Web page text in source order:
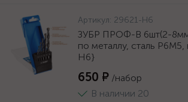
Артикул: 29621-H6
ЗУБР ПРОФ-В 6шт(2-
по металлу, сталь
H6}
650 ₽ /набор
В наличии 20